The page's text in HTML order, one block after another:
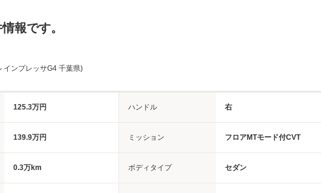
報です。
インプレッサG4 千葉県)
125.3万円 ハンドル 右
139.9万円 ミッション フロアMTモード付CVT
0.3万km ボディタイプ セダン